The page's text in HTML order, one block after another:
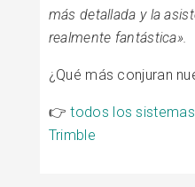
más detallada y la
realmente fantástica».
¿Qué más conjuran
👉 todos los
Trimble